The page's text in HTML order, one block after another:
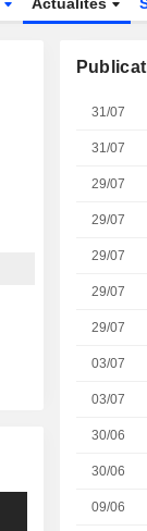
31/07
31/07
29/07
29/07
29/07
29/07
29/07
03/07
03/07
30/06
30/06
09/06